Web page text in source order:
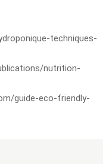
techniques-
nutrition-
guide-eco-friendly-